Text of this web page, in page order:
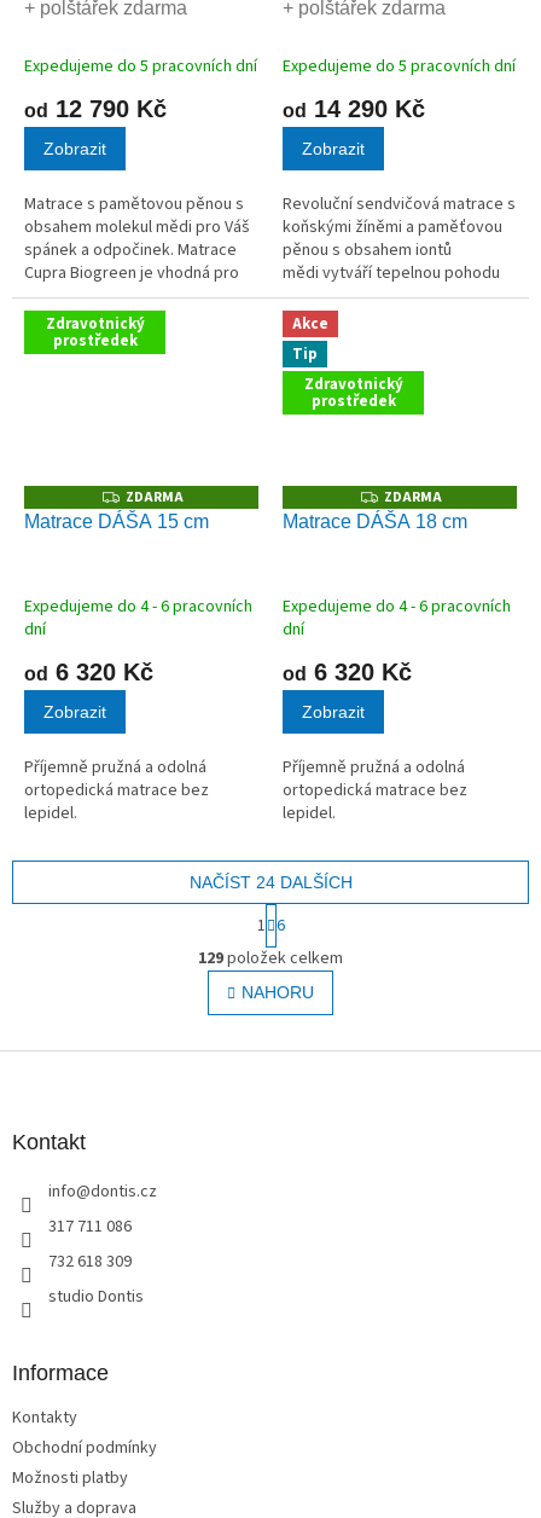
R
+ polštářek zdarma
Expedujeme do 5 pracovních dní
od 12 790 Kč
Zobrazit
Matrace s pamětovou pěnou s
obsahem molekul mědi pro Váš
spánek a odpočinek. Matrace
Cupra Biogreen je vhodná pro
aktivní lidi, sportovce a pro
všechny věkové kategorie
včetně dětí.
R
+ polštářek zdarma
Expedujeme do 5 pracovních dní
od 14 290 Kč
Zobrazit
Revoluční sendvičová matrace s
koňskými žíněmi a paměťovou
pěnou s obsahem iontů
mědi vytváří tepelnou pohodu
po celou noc. Ionty mědi
pomáhají likvidovat bakterie a
snižují povrchové...
Zdravotnický
prostředek
Z
D
A
ZDARMA
Matrace DÁŠA 15 cm
Expedujeme do 4 - 6 pracovních
dní
od 6 320 Kč
Zobrazit
Příjemně pružná a odolná
ortopedická matrace bez
lepidel.
Akce
Tip
Zdravotnický
prostředek
Z
D
A
ZDARMA
Matrace DÁŠA 18 cm
Expedujeme do 4 - 6 pracovních
dní
od 6 320 Kč
Zobrazit
Příjemně pružná a odolná
ortopedická matrace bez
lepidel.
O
v
l
á
NAČÍST 24 DALŠÍCH
t
r
á
n
k
v
1 6
129položek celkem
NAHORU
Kontakt
info@dontis.cz
317 711 086
732 618 309
studio Dontis
Informace
Kontakty
Obchodní podmínky
Možnosti platby
Služby a doprava